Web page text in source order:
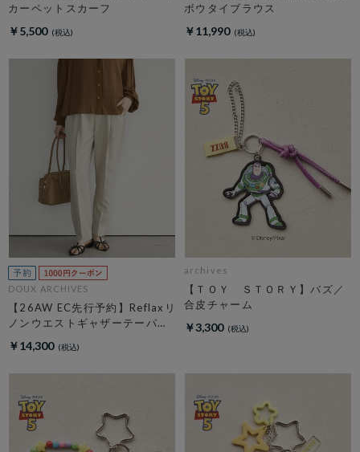
カーペットスカーフ
￥5,500
ボウタイブラウス
￥11,990
DOUX ARCHIVES
【26AW EC先行予約】Reflaxリ
ノンウエストギャザーテーパー
￥14,300
archives
【ＴＯＹ ＳＴＯＲＹ】バズ／
合皮チャーム
￥3,300